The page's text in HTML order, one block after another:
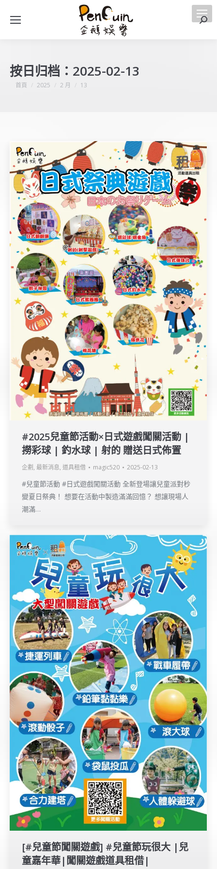
搜
按日归档： 2025-02-13
您在這裡：
首頁 2025 2 月 13
#2025兒童節活動×日式遊戲闖關活動 |
撈彩球 | 釣水球 | 射的 贈送日式佈置
企劃 , 最新消息, 道具租借 magic520 2025-02-13
#兒童節活動 #日式遊戲闖關活動 全新登場讓兒童派對秒
變夏日祭典！ 想要在活動中製造滿滿回憶？ 想讓現場人
潮滿…
[#兒童節闖關遊戲] #​兒童節玩很大 |兒
童嘉年華|闖關遊戲道具租借|